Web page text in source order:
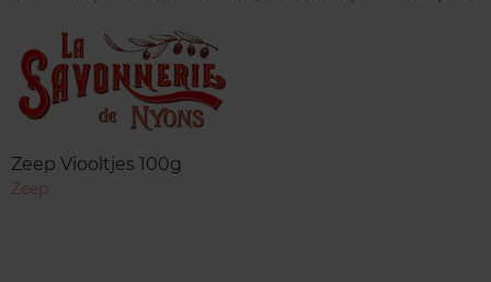
Zeep Viooltjes 100g
Zeep